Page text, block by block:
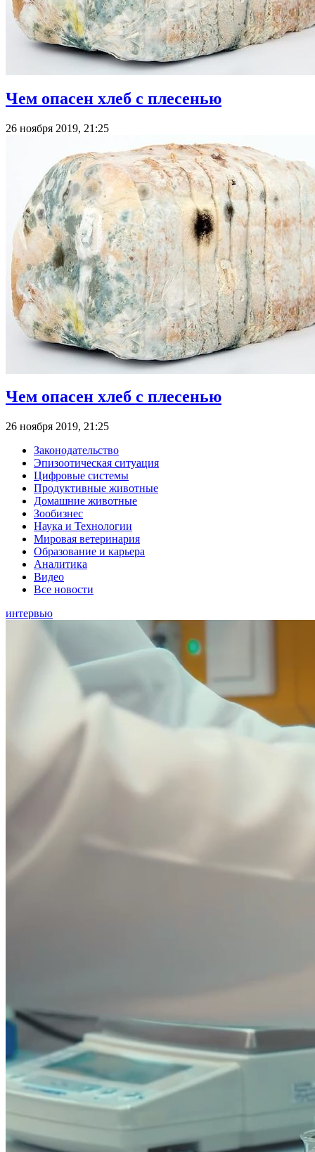
Чем опасен хлеб с плесенью
26 ноября 2019, 21:25
Чем опасен хлеб с плесенью
26 ноября 2019, 21:25
Законодательство
Эпизоотическая ситуация
Цифровые системы
Продуктивные животные
Домашние животные
Зообизнес
Наука и Технологии
Мировая ветеринария
Образование и карьера
Аналитика
Видео
Все новости
интервью